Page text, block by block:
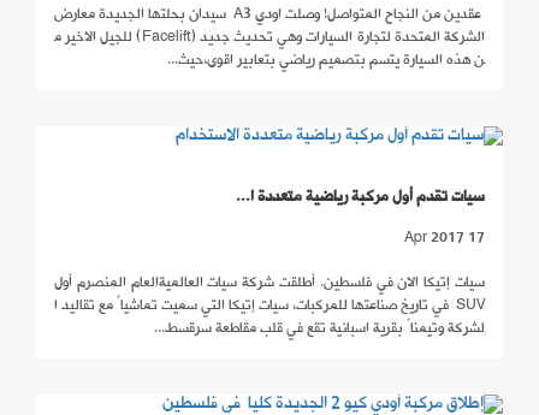
عقدين من النجاح المتواصل! وصلت اودي A3 سيدان بحلتها الجديدة معارض
الشركة المتحدة لتجارة السيارات وهي تحديث جديد (Facelift) للجيل الاخير م
ن هذه السيارة يتسم بتصميم رياضي بتعابير اقوى،حيث...
سيات تقدم أول مركبة رياضية متعددة ا...
17 Apr 2017
سيات إتيكا الان في فلسطين. أطلقت شركة سيات العالميةالعام المنصرم أول
SUV في تاريخ صناعتها للمركبات، سيات إتيكا التي سميت تماشياً مع تقاليد ا
لشركة وتيمناً بقرية اسبانية تقع في قلب مقاطعة سرقسط...